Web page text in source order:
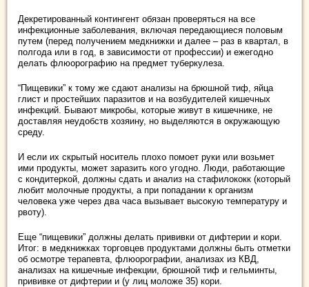
Декретированный контингент обязан проверяться на все
инфекционные заболевания, включая передающиеся половым
путем (перед получением медкнижки и далее – раз в квартал, в
полгода или в год, в зависимости от профессии) и ежегодно
делать флюорографию на предмет туберкулеза.
“Пищевики” к тому же сдают анализы на брюшной тиф, яйца
глист и простейших паразитов и на возбудителей кишечных
инфекций. Бывают микробы, которые живут в кишечнике, не
доставляя неудобств хозяину, но выделяются в окружающую
среду.
И если их скрытый носитель плохо помоет руки или возьмет
ими продукты, может заразить кого угодно. Люди, работающие
с кондитеркой, должны сдать и анализ на стафилококк (который
любит молочные продукты, а при попадании к организм
человека уже через два часа вызывает высокую температуру и
рвоту).
Еще “пищевики” должны делать прививки от дифтерии и кори.
Итог: в медкнижках торговцев продуктами должны быть отметки
об осмотре терапевта, флюорографии, анализах из КВД,
анализах на кишечные инфекции, брюшной тиф и гельминты,
прививке от дифтерии и (у лиц моложе 35) кори.